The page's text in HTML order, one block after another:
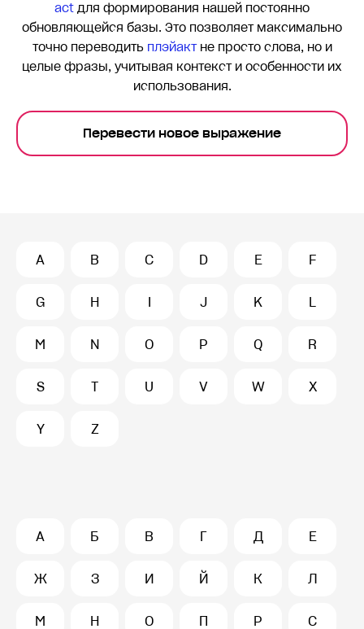
act для формирования нашей постоянно
обновляющейся базы. Это позволяет максимально
точно переводить плэйактне просто слова, но и
целые фразы, учитывая контекст и особенности их
использования.
Перевести новое выражение
A B C D E F
G H I J K L
M N O P Q R
S T U V W X
Y Z
А Б В Г Д Е
Ж З И Й К Л
М Н О П Р С